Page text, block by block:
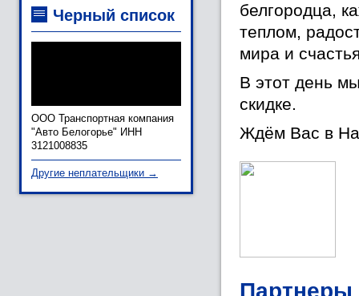
Черный список
ООО Транспортная компания
"Авто Белогорье" ИНН
3121008835
Другие неплательщики →
белгородца,
теплом,
мира и
В этот день
скидке.
Ждём Вас в
Партнеры